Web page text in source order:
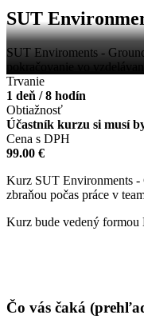
SUT
SUT Enviroments -
pokračovanie vo
Trvanie
1 deň / 8 hodín
Obtiažnosť
Účastník kurzu si musí
Cena s DPH
99.00 €
Kurz SUT Environments -
zbraňou počas práce v
Kurz bude vedený
Čo vás čaká